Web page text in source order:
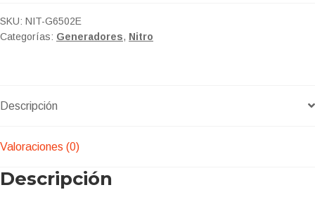
cantidad
SKU: NIT-G6502E
Categorías: Generadores, Nitro
Descripción
Valoraciones (0)
Descripción